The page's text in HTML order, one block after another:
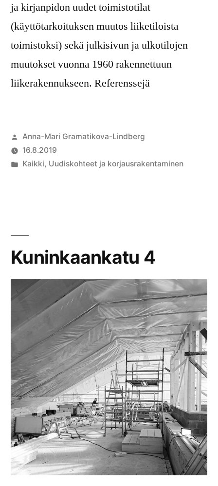
ja kirjanpidon uudet toimistotilat
(käyttötarkoituksen muutos liiketiloista
toimistoksi) sekä julkisivun ja ulkotilojen
muutokset vuonna 1960 rakennettuun
liikerakennukseen. Referenssejä
Anna-Mari Gramatikova-Lindberg
16.8.2019
Kaikki, Uudiskohteet ja korjausrakentaminen
Kuninkaankatu 4